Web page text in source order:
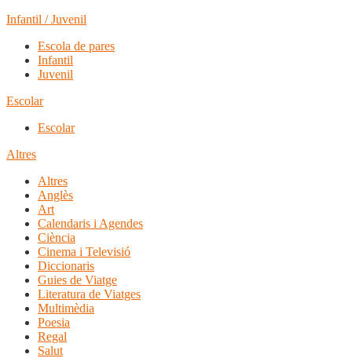
Infantil / Juvenil
Escola de pares
Infantil
Juvenil
Escolar
Escolar
Altres
Altres
Anglès
Art
Calendaris i Agendes
Ciència
Cinema i Televisió
Diccionaris
Guies de Viatge
Literatura de Viatges
Multimèdia
Poesia
Regal
Salut